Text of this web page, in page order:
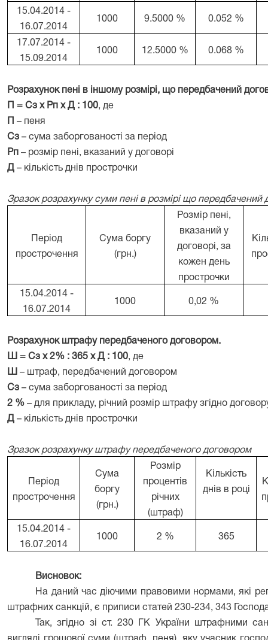
15.04.2014 -
16.07.2014
1000 9.5000 % 0.052 %
17.07.2014 -
15.09.2014
1000 12.5000 % 0.068 %
Розрахунок пені в іншому розмірі, що передбачений
П = Сз х Рп х Д : 100, де
– пеня
Сз – сума заборгованості за період
Рп – розмір пені, вказаний у договорі
Д – кількість днів прострочки
Зразок розрахунку суми пені в розмірі що передбачений
Період
прострочення
Сума боргу
(грн.)
Розмір пені,
вказаний у
договорі, за
кожен день
прострочки
15.04.2014 -
16.07.2014
1000 0,02 %
Розрахунок штрафу передбаченого договором.
Ш = Сз х 2% : 365 х Д : 100, де
Ш – штраф, передбачений договором
Сз – сума заборгованості за період
2 % – для прикладу, річний розмір штрафу згідно
Д – кількість днів прострочки
Зразок розрахунку штрафу передбаченого договором
Період
прострочення
Сума
боргу
(грн.)
Розмір
процентів
річних
(штраф)
Кількість
днів в році
15.04.2014 -
16.07.2014
1000 2 % 365
Висновок:
На даний час діючими правовими нормами, які
штрафних санкцій, є приписи статей 230-234, 343
Так, згідно зі ст. 230 ГК України штрафними